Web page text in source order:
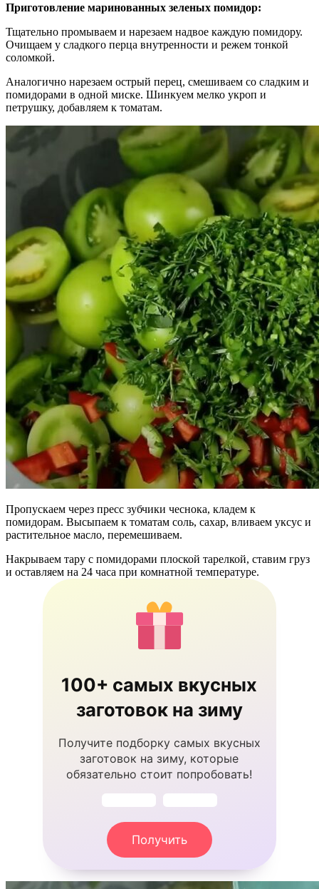
Приготовление маринованных зеленых помидор:
Тщательно промываем и нарезаем надвое каждую помидору.
Очищаем у сладкого перца внутренности и режем тонкой
соломкой.
Аналогично нарезаем острый перец, смешиваем со сладким и
помидорами в одной миске. Шинкуем мелко укроп и
петрушку, добавляем к томатам.
Пропускаем через пресс зубчики чеснока, кладем к
помидорам. Высыпаем к томатам соль, сахар, вливаем уксус и
растительное масло, перемешиваем.
Накрываем тару с помидорами плоской тарелкой, ставим груз
и оставляем на 24 часа при комнатной температуре.
100+ самых вкусных
заготовок на зиму
Получите подборку самых вкусных
заготовок на зиму, которые
обязательно стоит попробовать!
Получить